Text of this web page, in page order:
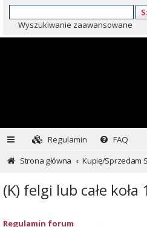
Wyszukiwanie zaawansowane
Regulamin
FAQ
Strona główna
(K) felgi lub całe
Regulamin forum